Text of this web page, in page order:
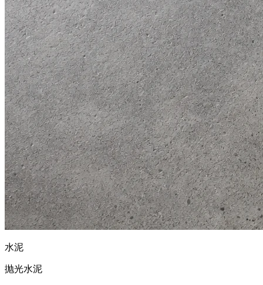
水泥
抛光水泥